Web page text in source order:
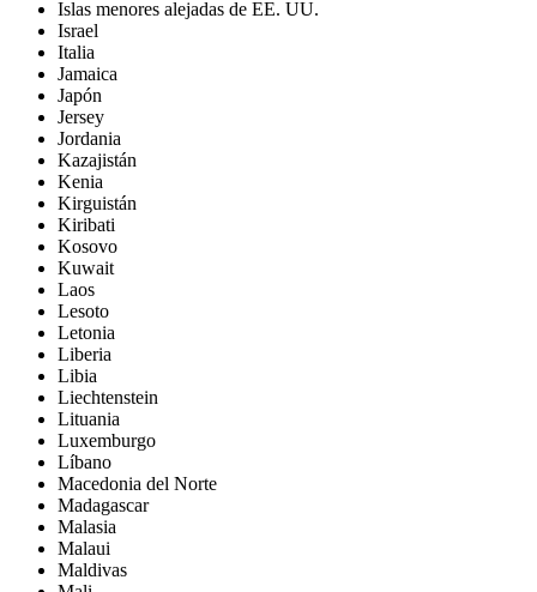
Islas menores alejadas de EE. UU.
Israel
Italia
Jamaica
Japón
Jersey
Jordania
Kazajistán
Kenia
Kirguistán
Kiribati
Kosovo
Kuwait
Laos
Lesoto
Letonia
Liberia
Libia
Liechtenstein
Lituania
Luxemburgo
Líbano
Macedonia del Norte
Madagascar
Malasia
Malaui
Maldivas